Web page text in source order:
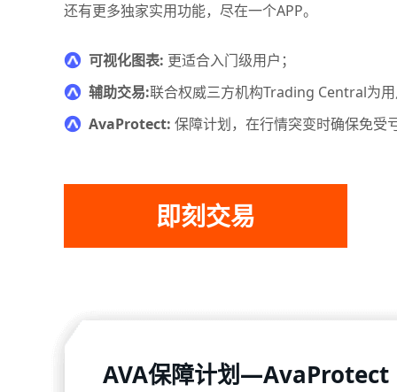
还有更多独家实用功能，尽在一个APP。
可视化图表: 更适合入门级用户；
辅助交易:联合权威三方机构Trading Central为
AvaProtect: 保障计划，在行情突变时确保免受
即刻交易
AVA保障计划—AvaProtect